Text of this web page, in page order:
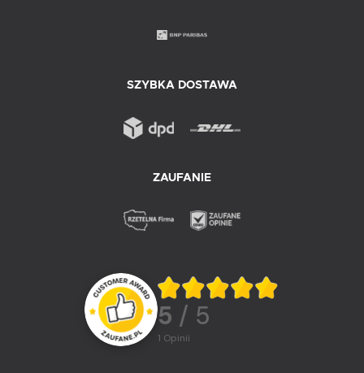
SZYBKA DOSTAWA
ZAUFANIE
5 / 5
1 opinii